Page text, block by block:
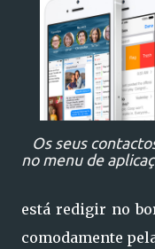
Os seus
no menu de
está redigir no
comodamente